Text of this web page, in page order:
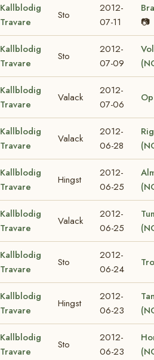
Kallblodig
Travare
Sto
2012-
07-11
📷
Kallblodig
Travare
Sto
2012-
07-09
Kallblodig
Travare
Valack
2012-
07-06
Kallblodig
Travare
Valack
2012-
06-28
Kallblodig
Travare
Hingst
2012-
06-25
Kallblodig
Travare
Valack
2012-
06-25
Kallblodig
Travare
Sto
2012-
06-24
Kallblodig
Travare
Hingst
2012-
06-23
Kallblodig
Travare
Sto
2012-
06-23